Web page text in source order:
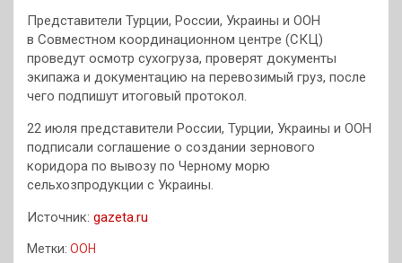
Представители Турции, России, Украины и ООН
в Совместном координационном центре (СКЦ)
проведут осмотр сухогруза, проверят документы
экипажа и документацию на перевозимый груз, после
чего подпишут итоговый протокол.
22 июля представители России, Турции, Украины и ООН
подписали соглашение о создании зернового
коридора по вывозу по Черному морю
сельхозпродукции с Украины.
Источник: gazeta.ru
Метки: ООН